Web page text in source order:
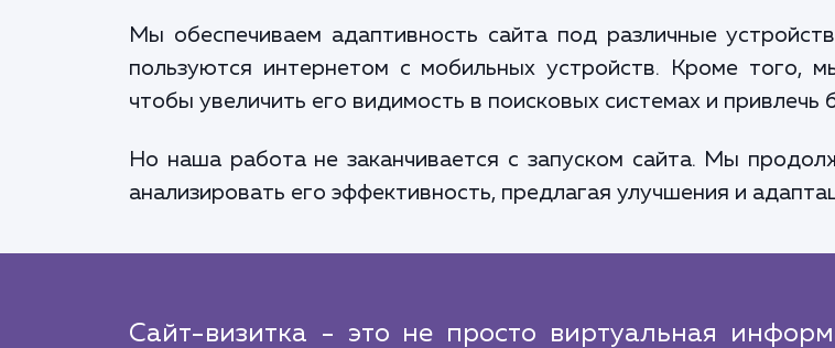
Мы обеспечиваем адаптивность сайта под различные
пользуются интернетом с мобильных устройств. Кроме того,
чтобы увеличить его видимость в поисковых системах и
Но наша работа не заканчивается с запуском сайта. Мы
анализировать его эффективность, предлагая улучшения и
Сайт-визитка - это не просто виртуальная